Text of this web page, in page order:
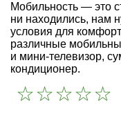
Мобильность — это
ни находились, нам
условия для
различные
и мини-телевизор,
кондиционер.